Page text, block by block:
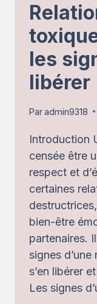
les
libérer
Paradmin9318
Introduction
censée être
respect et
certaines
bien-être
partenaires.
signes
s’en libérer
Les signes